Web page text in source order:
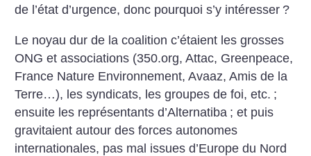
de l’état d’urgence, donc pourquoi s’y intéresser ?
Le noyau dur de la coalition c’étaient les grosses
ONG et associations (350.org, Attac, Greenpeace,
France Nature Environnement, Avaaz, Amis de la
Terre…), les syndicats, les groupes de foi, etc. ;
ensuite les représentants d’Alternatiba ; et puis
gravitaient autour des forces autonomes
internationales, pas mal issues d’Europe du Nord